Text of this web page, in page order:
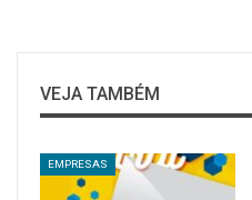
VEJA TAMBÉM
EMPRESAS